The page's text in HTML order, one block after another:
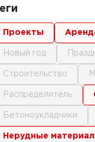
проекты
новый год
строительство
распределитель
бетоноукладчики
нерудные